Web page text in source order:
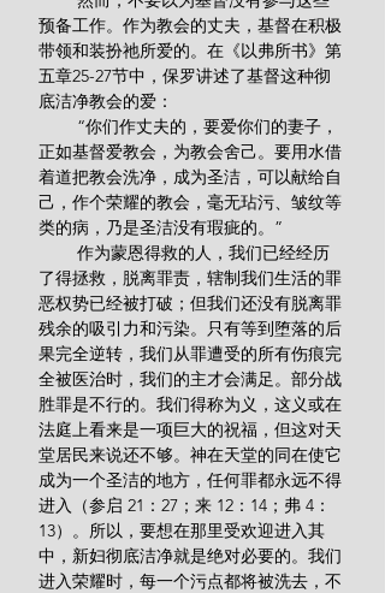
预备工作。作为教会的丈夫，基督在积极
带领和装扮祂所爱的。在《以弗所书》第
五章25-27节中，保罗讲述了基督这种彻
底洁净教会的爱：
正如基督爱教会，为教会舍己。要用水借
着道把教会洗净，成为圣洁，可以献给自
己，作个荣耀的教会，毫无玷污、皱纹等
类的病，乃是圣洁没有瑕疵的。”
了得拯救，脱离罪责，辖制我们生活的罪
恶权势已经被打破；但我们还没有脱离罪
残余的吸引力和污染。只有等到堕落的后
果完全逆转，我们从罪遭受的所有伤痕完
全被医治时，我们的主才会满足。部分战
胜罪是不行的。我们得称为义，这义或在
法庭上看来是一项巨大的祝福，但这对天
堂居民来说还不够。神在天堂的同在使它
成为一个圣洁的地方，任何罪都永远不得
进入（参启 21：27；来 12：14；弗 4：
13）。所以，要想在那里受欢迎进入其
中，新妇彻底洁净就是绝对必要的。我们
进入荣耀时，每一个污点都将被洗去，不